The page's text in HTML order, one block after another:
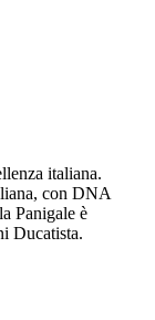
italiana.
con DNA
Panigale è
Ducatista.